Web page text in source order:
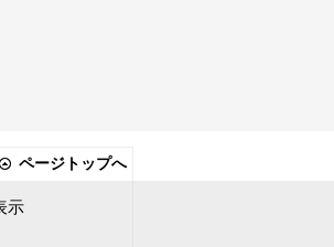
ページトップへ
示